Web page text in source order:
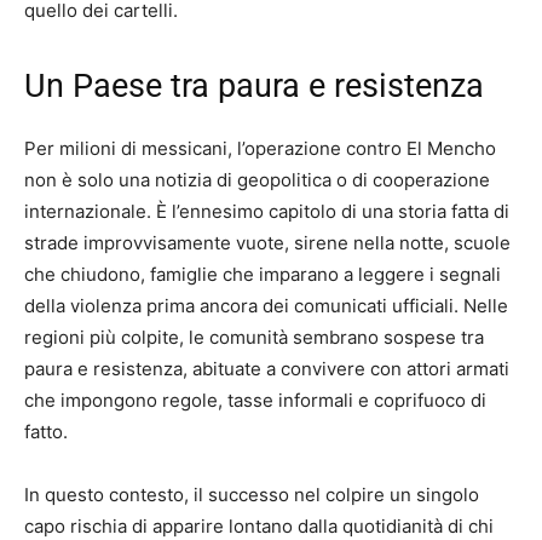
quello dei cartelli.
Un Paese tra paura e resistenza
Per milioni di messicani, l’operazione contro El Mencho
non è solo una notizia di geopolitica o di cooperazione
internazionale. È l’ennesimo capitolo di una storia fatta di
strade improvvisamente vuote, sirene nella notte, scuole
che chiudono, famiglie che imparano a leggere i segnali
della violenza prima ancora dei comunicati ufficiali. Nelle
regioni più colpite, le comunità sembrano sospese tra
paura e resistenza, abituate a convivere con attori armati
che impongono regole, tasse informali e coprifuoco di
fatto.
In questo contesto, il successo nel colpire un singolo
capo rischia di apparire lontano dalla quotidianità di chi